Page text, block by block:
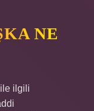
NE
ilgili